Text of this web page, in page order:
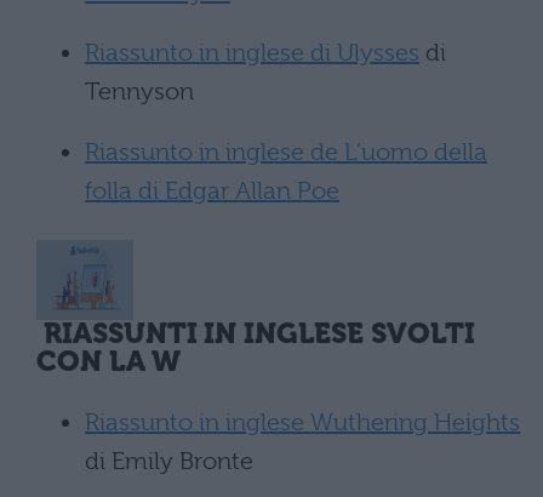
Riassunto in inglese di Ulysses di
Tennyson
Riassunto in inglese de L’uomo della
folla di Edgar Allan Poe
RIASSUNTI IN INGLESE SVOLTI
CON LA W
Riassunto in inglese Wuthering Heights
di Emily Bronte